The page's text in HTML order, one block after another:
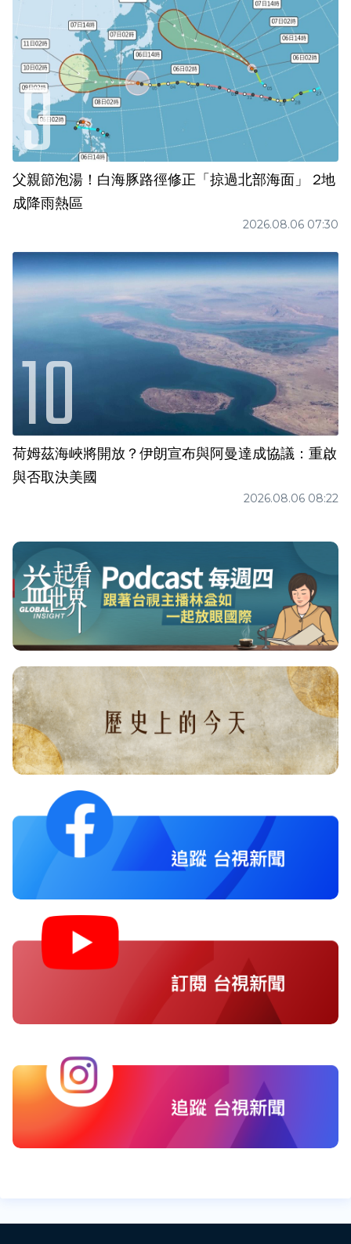
父親節泡湯！白海豚路徑修正「掠過北部海面」 2地
成降雨熱區
2026.08.06 07:30
荷姆茲海峽將開放？伊朗宣布與阿曼達成協議：重啟
與否取決美國
2026.08.06 08:22